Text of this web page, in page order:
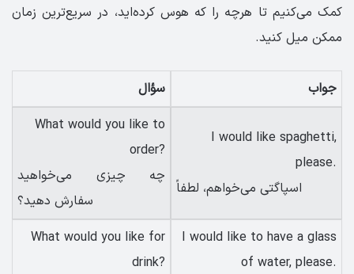
کمک می‌کنیم تا هرچه را که هوس کرده‌اید، در سریع‌ترین زمان
ممکن میل کنید.
سؤال
جواب
What would you like to
order?
چه چیزی می‌خواهید
سفارش دهید؟
I would like spaghetti,
please.
اسپاگتی می‌خواهم، لطفاً
What would you like for
drink?
I would like to have a glass
of water, please.